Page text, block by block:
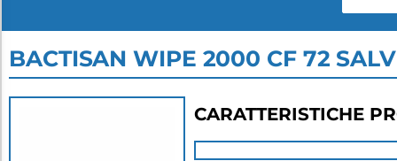
BACTISAN WIPE 2000 CF 72
CARATTERISTICHE